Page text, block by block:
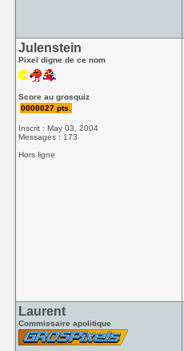
Julenstein
Pixel digne de ce nom
Score au grosquiz
0000027 pts.
Inscrit : May 03, 2004
Messages : 173
Hors ligne
Laurent
Commissaire apolitique